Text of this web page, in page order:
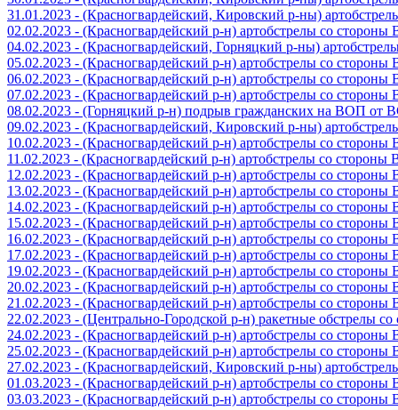
31.01.2023 - (Красногвардейский, Кировский р-ны)
02.02.2023 - (Красногвардейский р-н) артобстрелы со
04.02.2023 - (Красногвардейский, Горняцкий р-ны)
05.02.2023 - (Красногвардейский р-н) артобстрелы со
06.02.2023 - (Красногвардейский р-н) артобстрелы со
07.02.2023 - (Красногвардейский р-н) артобстрелы со
08.02.2023 - (Горняцкий р-н) подрыв гражданских на ВОП от
09.02.2023 - (Красногвардейский, Кировский р-ны)
10.02.2023 - (Красногвардейский р-н) артобстрелы со
11.02.2023 - (Красногвардейский р-н) артобстрелы со стороны
12.02.2023 - (Красногвардейский р-н) артобстрелы со
13.02.2023 - (Красногвардейский р-н) артобстрелы со
14.02.2023 - (Красногвардейский р-н) артобстрелы со
15.02.2023 - (Красногвардейский р-н) артобстрелы со
16.02.2023 - (Красногвардейский р-н) артобстрелы со
17.02.2023 - (Красногвардейский р-н) артобстрелы со
19.02.2023 - (Красногвардейский р-н) артобстрелы со
20.02.2023 - (Красногвардейский р-н) артобстрелы со
21.02.2023 - (Красногвардейский р-н) артобстрелы со
22.02.2023 - (Центрально-Городской р-н) ракетные обстрелы
24.02.2023 - (Красногвардейский р-н) артобстрелы со
25.02.2023 - (Красногвардейский р-н) артобстрелы со
27.02.2023 - (Красногвардейский, Кировский р-ны)
01.03.2023 - (Красногвардейский р-н) артобстрелы со
03.03.2023 - (Красногвардейский р-н) артобстрелы со